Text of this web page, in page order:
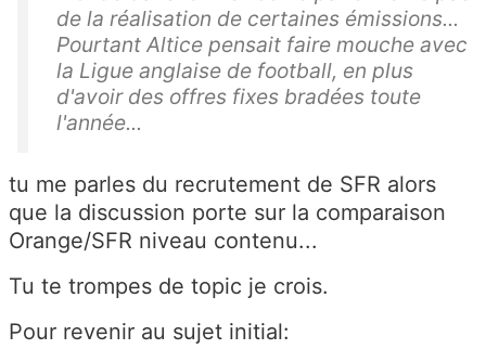
de la réalisation de certaines émissions...
Pourtant Altice pensait faire mouche avec
la Ligue anglaise de football, en plus
d'avoir des offres fixes bradées toute
l'année...
tu me parles du recrutement de SFR alors
que la discussion porte sur la comparaison
Orange/SFR niveau contenu...
Tu te trompes de topic je crois.
Pour revenir au sujet initial: